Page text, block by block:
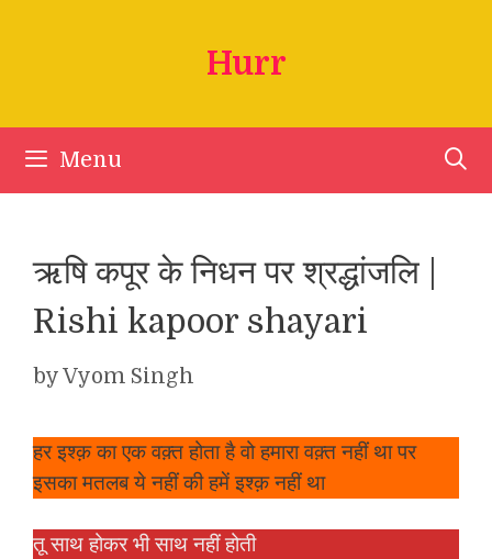
Hurr
Menu
ऋषि कपूर के निधन पर श्रद्धांजलि |
Rishi kapoor shayari
byVyom Singh
हर इश्क़ का एक वक़्त होता है वो हमारा वक़्त नहीं था पर
इसका मतलब ये नहीं की हमें इश्क़ नहीं था
तू साथ होकर भी साथ नहीं होती